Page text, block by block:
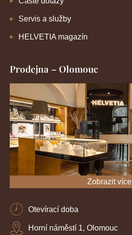
Servis a služby
HELVETIA magazín
Prodejna – Olomouc
Zobrazit více
Otevírací doba
Horní náměstí 1, Olomouc